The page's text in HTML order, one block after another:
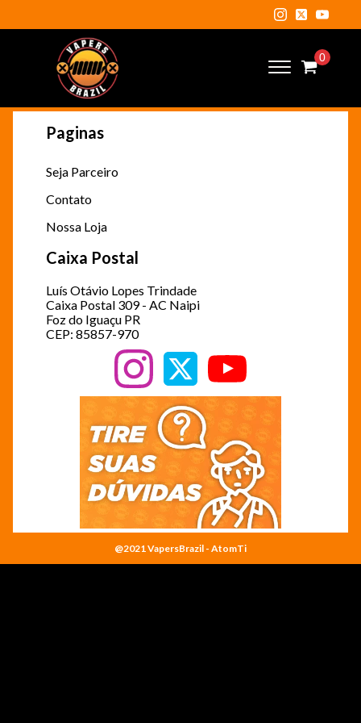
Paginas
Seja Parceiro
Contato
Nossa Loja
Caixa Postal
Luís Otávio Lopes Trindade
Caixa Postal 309 - AC Naipi
Foz do Iguaçu PR
CEP: 85857-970
@2021 VapersBrazil - AtomTi